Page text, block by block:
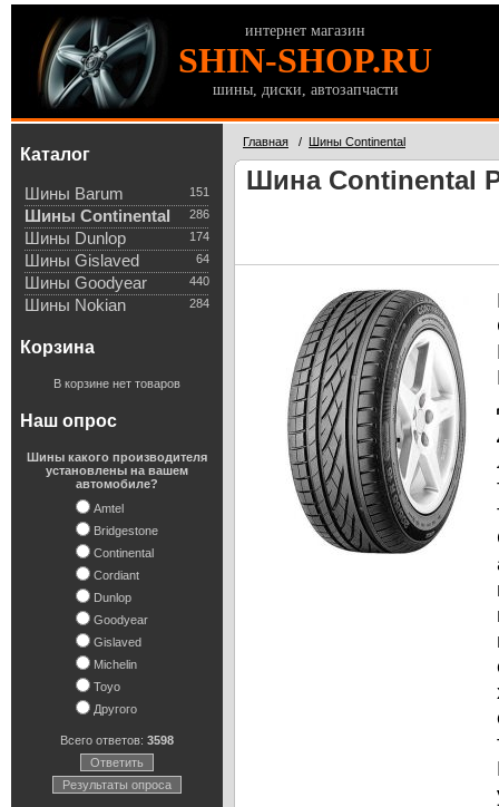
интернет магазин
SHIN-SHOP.RU
шины, диски, автозапчасти
Каталог
151
Шины Barum
286
Шины Continental
174
Шины Dunlop
64
Шины Gislaved
440
Шины Goodyear
284
Шины Nokian
Корзина
В корзине нет товаров
Наш опрос
Шины какого производителя
установлены на вашем
автомобиле?
Amtel
Bridgestone
Continental
Cordiant
Dunlop
Goodyear
Gislaved
Michelin
Toyo
Другого
Всего ответов: 3598
Ответить
Результаты опроса
Главная / Шины Continental
Шина Continental